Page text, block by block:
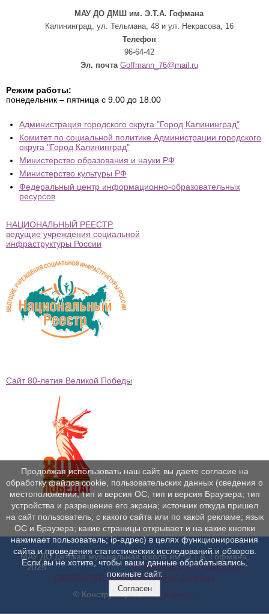
МАУ ДО ДМШ им. Э.Т.А. Гофмана
Калининград, ул. Тельмана, 48 и ул. Некрасова, 16
Телефон
96-64-42
Эл. почта Goffmann_76@mail.ru
Режим работы:
понедельник – пятница с 9.00 до 18.00
Администрация городского округа "Город Калининград"
Комитет по социальной политике Администрации городского
округа "Город Калининград"
Министерство образования и науки РФ
Министерство культуры РФ
Федеральный центр информационно-образовательных
ресурсов
НАЦИОНАЛЬНЫЙ РЕЕСТР
ведущие учреждения социальной
инфраструктуры России
Сайт 80-летия Великой Победы
МАУ ДО Детская музыкальная школа им. Э.Т.А. Гофмана,
2025ПОЛИТИКА В ОТНОШЕНИИ
ОБРАБОТКИ ПЕРСОНАЛЬНЫХ ДАННЫХ
© Конструктор сайтовNubex.ru
Продолжая использовать наш сайт, вы даете согласие на
обработку файлов cookie, пользовательских данных (сведения о
местоположении; тип и версия ОС; тип и версия Браузера; тип
устройства и разрешение его экрана; источник откуда пришел
на сайт пользователь; с какого сайта или по какой рекламе; язык
ОС и Браузера; какие страницы открывает и на какие кнопки
нажимает пользователь; ip-адрес) в целях функционирования
сайта и проведения статистических исследований и обзоров.
Если вы не хотите, чтобы ваши данные обрабатывались,
покиньте сайт.
Согласен